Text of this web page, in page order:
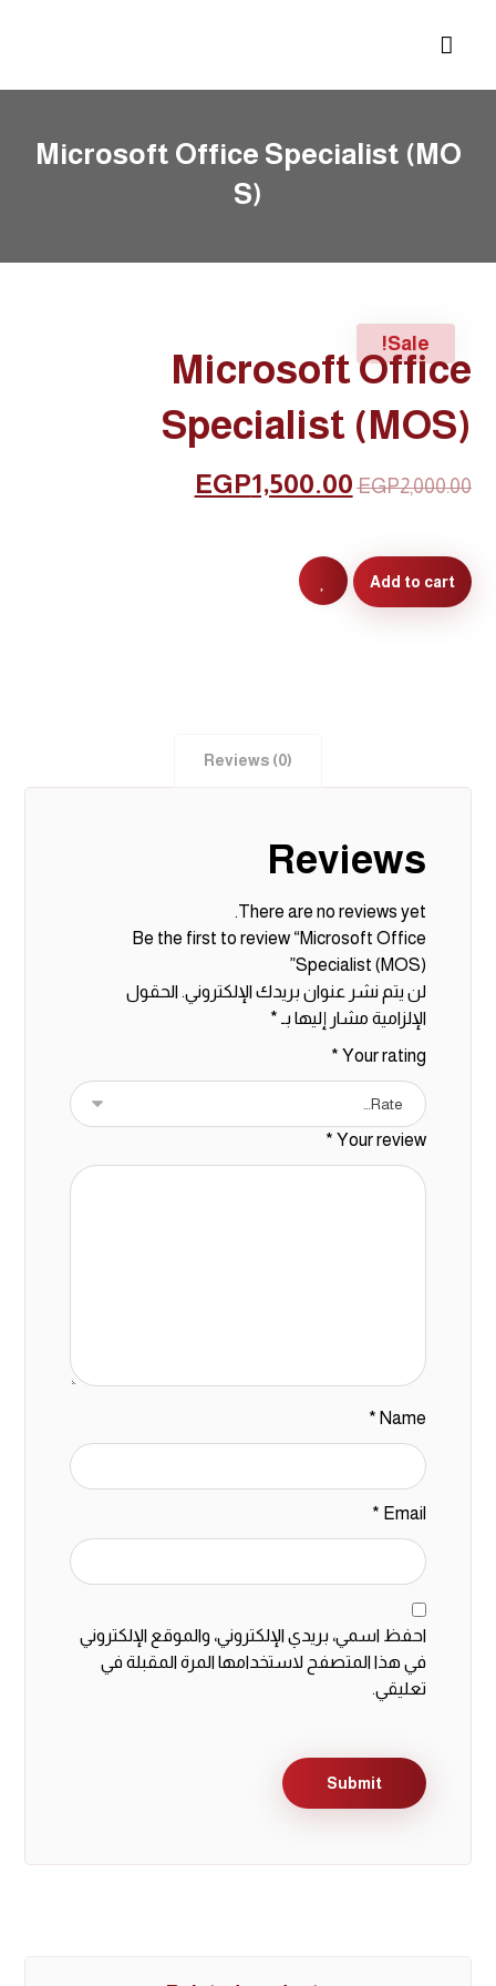
Microsoft Office Specialist (MO
S)
Sale!
Microsoft Office
Specialist (MOS)
EGP2,000.00
EGP1,500.00
Add to cart
Reviews (0)
Reviews
There are no reviews yet.
Be the first to review “Microsoft Office
Specialist (MOS)”
لن يتم نشر عنوان بريدك الإلكتروني. الحقول
الإلزامية مشار إليها بـ *
Your rating
*
Your review
*
Name
*
Email
*
احفظ اسمي، بريدي الإلكتروني، والموقع الإلكتروني
في هذا المتصفح لاستخدامها المرة المقبلة في
تعليقي.